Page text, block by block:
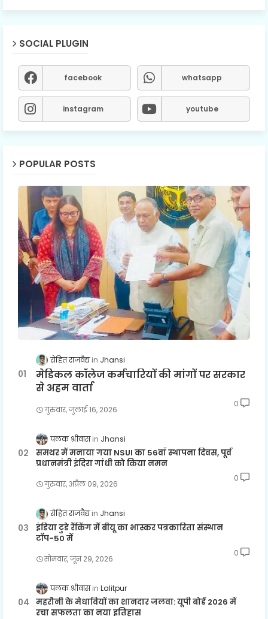
SOCIAL PLUGIN
facebook whatsapp
instagram youtube
POPULAR POSTS
रोहित राजवैद्य Jhansi
मेडिकल कॉलेज कर्मचारियों की मांगों पर सरकार
से अहम वार्ता
गुरुवार, जुलाई 16, 2026
0
पलक श्रीवास Jhansi
समथर में मनाया गया NSUI का 56वाँ स्थापना दिवस, पूर्व
प्रधानमंत्री इंदिरा गांधी को किया नमन
गुरुवार, अप्रैल 09, 2026
0
रोहित राजवैद्य Jhansi
इंडिया टुडे रैंकिंग में बीयू का भास्कर पत्रकारिता संस्थान
टॉप-50 में
सोमवार, जून 29, 2026
0
पलक श्रीवास Lalitpur
महरौनी के मेधावियों का शानदार जलवा: यूपी बोर्ड 2026 में
रचा सफलता का नया इतिहास